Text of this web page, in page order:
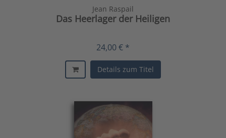
Jean Raspail
Das Heerlager der Heiligen
24,00 € *
Details zum Titel